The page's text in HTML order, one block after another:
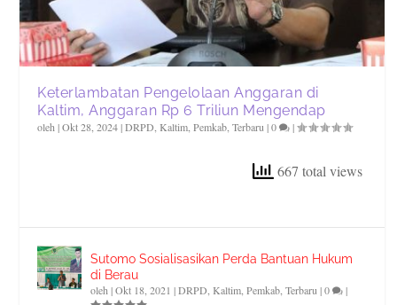
Keterlambatan Pengelolaan Anggaran di
Kaltim, Anggaran Rp 6 Triliun Mengendap
oleh|Okt 28, 2024|DRPD ,Kaltim ,Pemkab ,Terbaru |0 |
667 total views
Sutomo Sosialisasikan Perda Bantuan Hukum
di Berau
oleh|Okt 18, 2021 |DRPD ,Kaltim ,Pemkab ,Terbaru |0 |